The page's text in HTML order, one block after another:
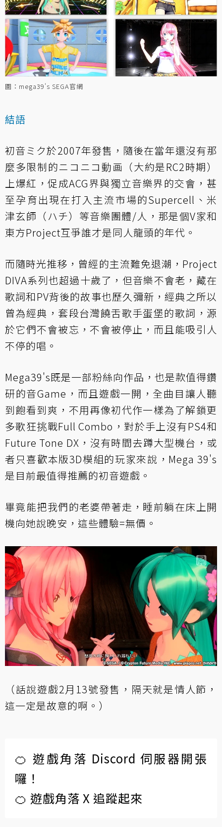
圖：mega39's SEGA官網
結語
初音ミク於2007年發售，隨後在當年還沒有那
麼多限制的ニコニコ動画（大約是RC2時期）
上爆紅，促成ACG界與獨立音樂界的交會，甚
至孕育出現在打入主流市場的Supercell、米
津玄師（ハチ）等音樂團體/人，那是個V家和
東方Project互爭誰才是同人龍頭的年代。
而隨時光推移，曾經的主流難免退潮，Project
DIVA系列也超過十歲了，但音樂不會老，藏在
歌詞和PV背後的故事也歷久彌新，經典之所以
曾為經典，套段台灣饒舌歌手蛋堡的歌詞，源
於它們不會被忘，不會被停止，而且能吸引人
不停的唱。
Mega39's既是一部粉絲向作品，也是款值得鑽
研的音Game，而且遊戲一開，全曲目讓人聽
到飽看到爽，不用再像初代作一樣為了解鎖更
多歌狂挑戰Full Combo，對於手上沒有PS4和
Future Tone DX，沒有時間去蹲大型機台，或
者只喜歡本版3D模組的玩家來說，Mega 39's
是目前最值得推薦的初音遊戲。
畢竟能把我們的老婆帶著走，睡前躺在床上開
機向她說晚安，這些體驗=無價。
（話說遊戲2月13號發售，隔天就是情人節，
這一定是故意的啊。）
🍊 遊戲角落 Discord 伺服器開張
囉！
🍊 遊戲角落 X 追蹤起來